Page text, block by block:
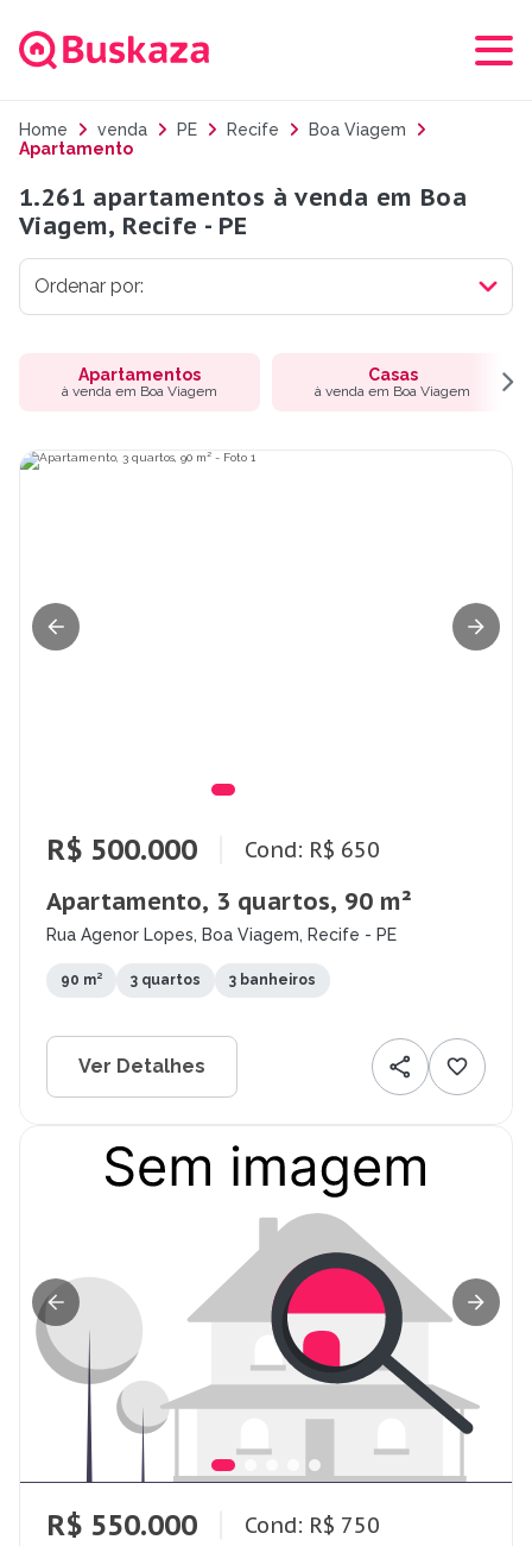
Home venda PE Recife
Boa Viagem
Apartamento
1.261 apartamentos à venda em Boa
Viagem, Recife - PE
Apartamentos
à venda em Boa Viagem
Casas
à venda em Boa Viagem
R$ 500.000 Cond: R$ 650
Apartamento, 3 quartos, 90 m²
Rua Agenor Lopes, Boa Viagem, Recife - PE
90 m² 3 quartos 3 banheiros
Ver Detalhes
R$ 550.000 Cond: R$ 750